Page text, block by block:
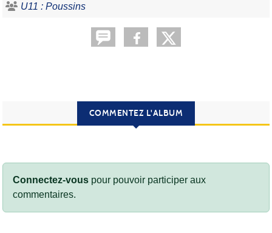
U11 : Poussins
COMMENTEZ L'ALBUM
Connectez-vous pour pouvoir participer aux
commentaires.